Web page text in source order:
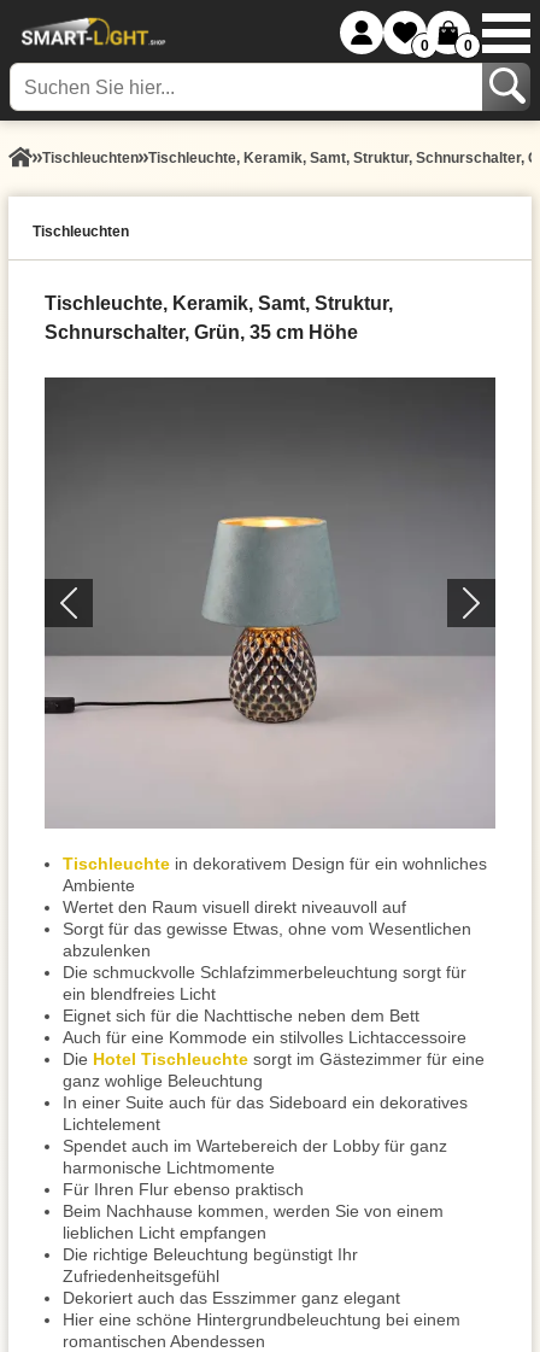
0 0
Tisch­leuchten Tischleuchte, Keramik, Samt, Struktur, Schnurschalter,
Tisch­leuchten
Tischleuchte, Keramik, Samt, Struktur,
Schnurschalter, Grün, 35 cm Höhe
Tischleuchte in dekorativem Design für ein wohnliches
Ambiente
Wertet den Raum visuell direkt niveauvoll auf
Sorgt für das gewisse Etwas, ohne vom Wesentlichen
abzulenken
Die schmuckvolle Schlafzimmerbeleuchtung sorgt für
ein blendfreies Licht
Eignet sich für die Nachttische neben dem Bett
Auch für eine Kommode ein stilvolles Lichtaccessoire
Die Hotel Tischleuchte sorgt im Gästezimmer für eine
ganz wohlige Beleuchtung
In einer Suite auch für das Sideboard ein dekoratives
Lichtelement
Spendet auch im Wartebereich der Lobby für ganz
harmonische Lichtmomente
Für Ihren Flur ebenso praktisch
Beim Nachhause kommen, werden Sie von einem
lieblichen Licht empfangen
Die richtige Beleuchtung begünstigt Ihr
Zufriedenheitsgefühl
Dekoriert auch das Esszimmer ganz elegant
Hier eine schöne Hintergrundbeleuchtung bei einem
romantischen Abendessen